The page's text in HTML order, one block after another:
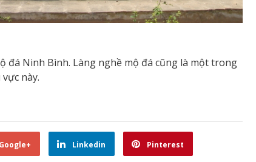
đá Ninh Bình. Làng nghề mộ đá cũng là một trong
này.
Google+ Linkedin Pinterest